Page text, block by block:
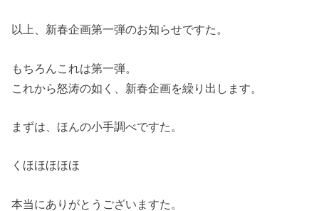
以上、新春企画第一弾のお知らせですた。
もちろんこれは第一弾。
これから怒涛の如く、新春企画を繰り出します。
まずは、ほんの小手調べですた。
くほほほほほ
本当にありがとうございますた。